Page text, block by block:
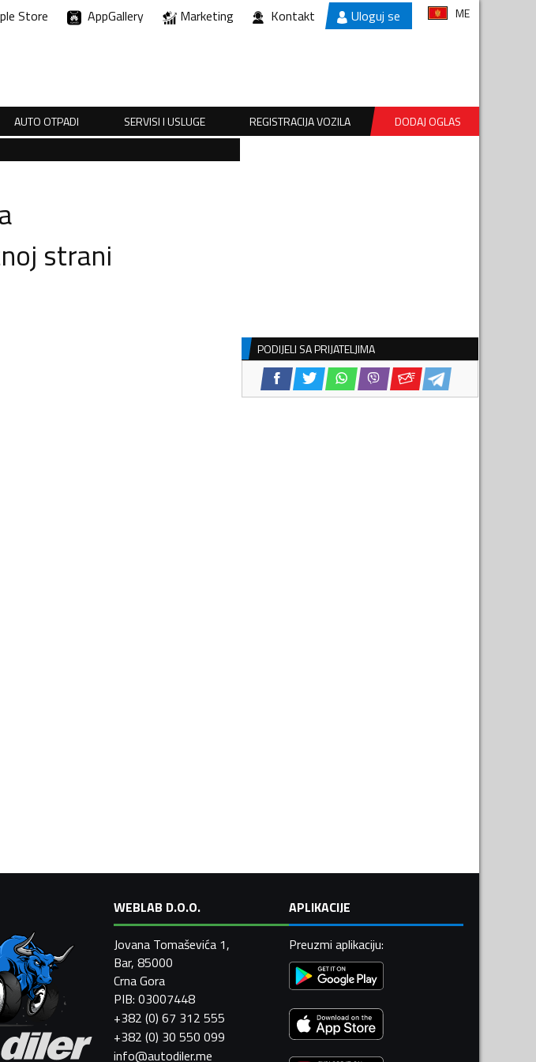
Store AppGallery Marketing Kontakt Uloguj se ME
AUTO OTPADI SERVISI I USLUGE REGISTRACIJA VOZILA
DODAJ OGLAS
strani
PODIJELI SA PRIJATELJIMA
WEBLAB D.O.O.
Jovana Tomaševića 1,
Bar, 85000
Crna Gora
PIB: 03007448
+382 (0) 67 312 555
+382 (0) 30 550 099
info@autodiler.me
APLIKACIJE
Preuzmi aplikaciju: